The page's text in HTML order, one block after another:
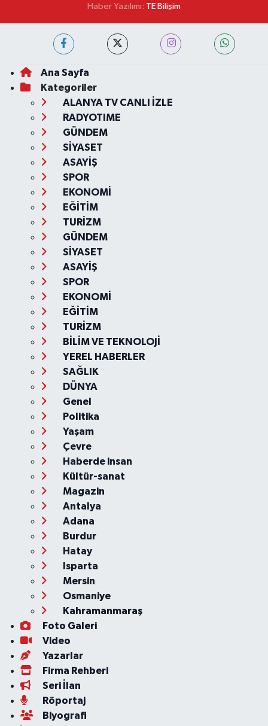
Haber Yazılımı: TE Bilişim
Ana Sayfa
Kategoriler
ALANYA TV CANLI İZLE
RADYOTIME
GÜNDEM
SİYASET
ASAYİŞ
SPOR
EKONOMİ
EĞİTİM
TURİZM
GÜNDEM
SİYASET
ASAYİŞ
SPOR
EKONOMİ
EĞİTİM
TURİZM
BİLİM VE TEKNOLOJİ
YEREL HABERLER
SAĞLIK
DÜNYA
Genel
Politika
Yaşam
Çevre
Haberde insan
Kültür-sanat
Magazin
Antalya
Adana
Burdur
Hatay
Isparta
Mersin
Osmaniye
Kahramanmaraş
Foto Galeri
Video
Yazarlar
Firma Rehberi
Seri İlan
Röportaj
Biyografi